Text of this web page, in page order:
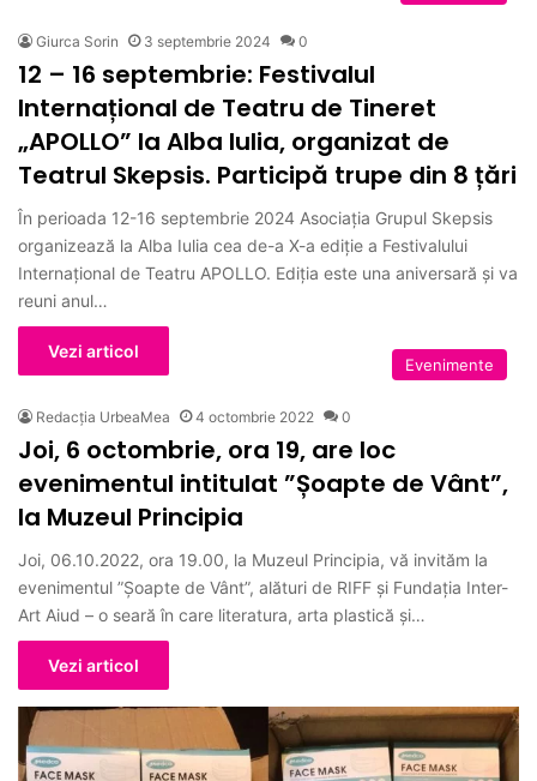
Giurca Sorin 3 septembrie 2024 0
12 – 16 septembrie: Festivalul
Internațional de Teatru de Tineret
„APOLLO” la Alba Iulia, organizat de
Teatrul Skepsis. Participă trupe din 8 țări
În perioada 12-16 septembrie 2024 Asociația Grupul Skepsis
organizează la Alba Iulia cea de-a X-a ediție a Festivalului
Internațional de Teatru APOLLO. Ediția este una aniversară și va
reuni anul…
Vezi articol
Evenimente
Redacția UrbeaMea 4 octombrie 2022 0
Joi, 6 octombrie, ora 19, are loc
evenimentul intitulat ”Șoapte de Vânt”,
la Muzeul Principia
Joi, 06.10.2022, ora 19.00, la Muzeul Principia, vă invităm la
evenimentul ”Șoapte de Vânt”, alături de RIFF și Fundația Inter-
Art Aiud – o seară în care literatura, arta plastică și…
Vezi articol